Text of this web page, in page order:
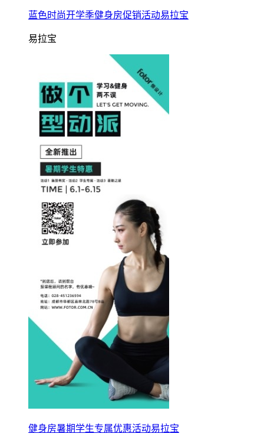
蓝色时尚开学季健身房促销活动易拉宝
易拉宝
健身房暑期学生专属优惠活动易拉宝